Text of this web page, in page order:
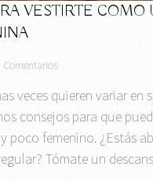
VESTIRTE COMO
Comentarios
veces quieren variar en
consejos para que
poco femenino. ¿Estás
Tómate un